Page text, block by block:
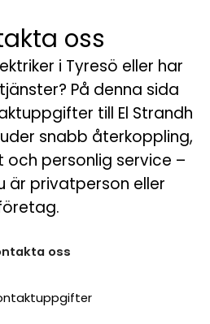
oss
i Tyresö eller har
På denna sida
till El Strandh
snabb återkoppling,
personlig service –
är privatperson eller
oss